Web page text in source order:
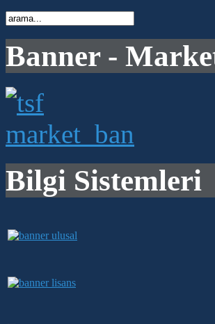
Banner -
Bilgi Sistemleri